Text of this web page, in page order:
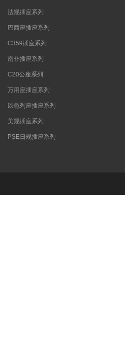
法规插座系列
巴西座插座系列
C359插座系列
南非插座系列
C20公座系列
万用座插座系列
以色列座插座系列
美规插座系列
PSE日规插座系列